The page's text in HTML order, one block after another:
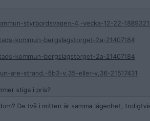
styrbordsvagen-4,-vecka-12-22-
kommun-bergslagstorget-2a-21407184
kommun-bergslagstorget-2a-21407184
are-strand,-5b3-v,35-eller-v,36-21517431
stiga i pris?
De två i mitten är samma lägenhet,